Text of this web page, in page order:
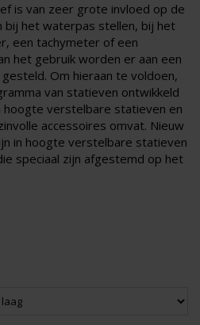
is van zeer grote invloed op de
bij het waterpas stellen, bij het
een tachymeter of een
het gebruik worden er aan een
Om hieraan te voldoen,
van statieven ontwikkeld
hoogte verstelbare statieven en
accessoires omvat. Nieuw
in hoogte verstelbare statieven
speciaal zijn afgestemd op het